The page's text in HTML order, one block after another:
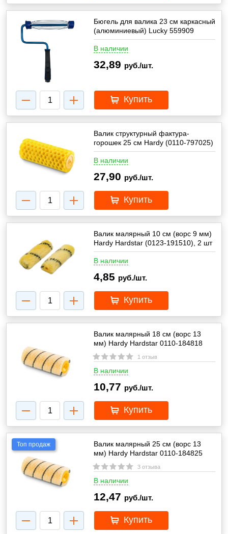
Бюгель для валика 23 см каркасный
(алюминиевый) Lucky 559909
В наличии
32,89 руб./шт.
Купить
Валик структурный фактура-
горошек 25 см Hardy (0110-797025)
В наличии
27,90 руб./шт.
Купить
Валик малярный 10 см (ворс 9 мм)
Hardy Hardstar (0123-191510), 2 шт
В наличии
4,85 руб./шт.
Купить
Валик малярный 18 см (ворс 13
мм) Hardy Hardstar 0110-184818
1 отзыв
В наличии
10,77 руб./шт.
Купить
Топ продаж
Валик малярный 25 см (ворс 13
мм) Hardy Hardstar 0110-184825
3 отзыва
В наличии
12,47 руб./шт.
Купить